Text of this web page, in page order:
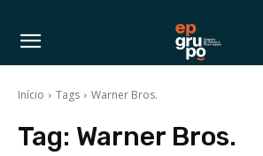
Início Tags Warner Bros.
Tag: Warner Bros.